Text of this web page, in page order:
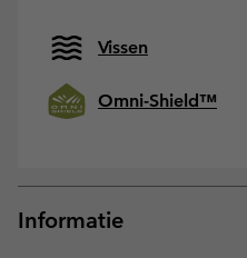
Vissen
Omni-Shield™
Informatie